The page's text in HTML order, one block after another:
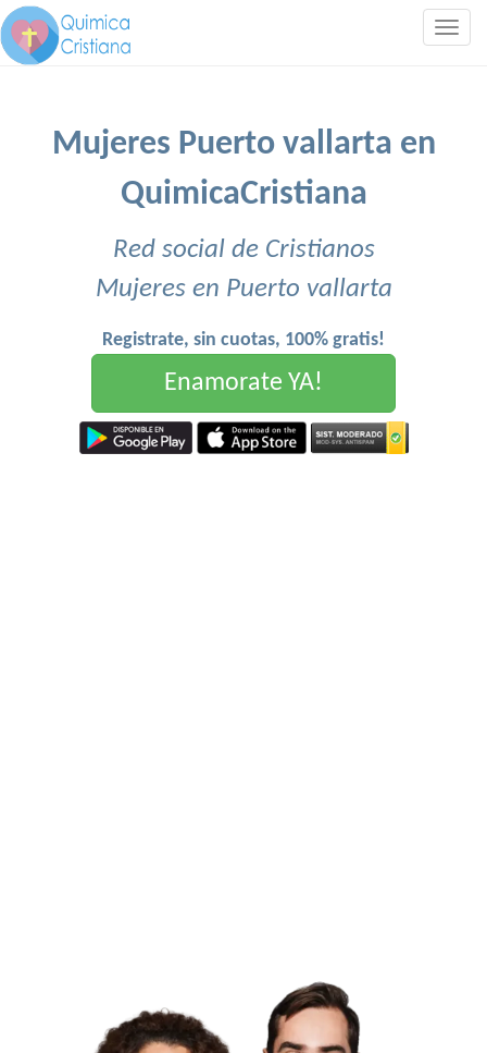
Mujeres Puerto vallarta en
QuimicaCristiana
Red social de Cristianos
Mujeres en Puerto vallarta
Registrate, sin cuotas, 100% gratis!
Enamorate YA!